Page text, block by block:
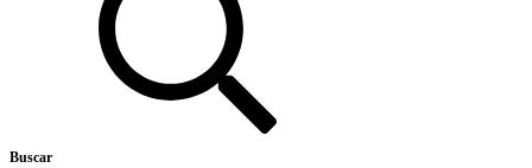
Buscar